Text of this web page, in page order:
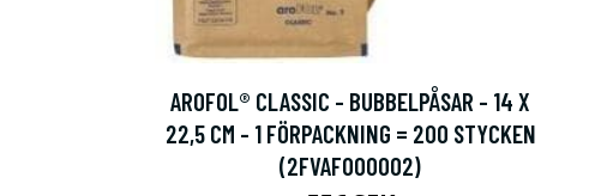
AROFOL® CLASSIC - BUBBELPÅSAR - 14 X
22,5 CM - 1 FÖRPACKNING = 200 STYCKEN
(2FVAF000002)